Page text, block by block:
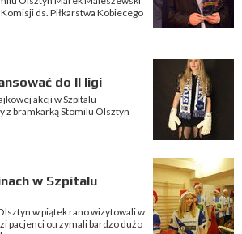
ds. Piłkarstwa Kobiecego
do II ligi
akcji w Szpitalu
z bramkarką Stomilu Olsztyn
w Szpitalu
w piątek rano wizytowali w
pacjenci otrzymali bardzo dużo